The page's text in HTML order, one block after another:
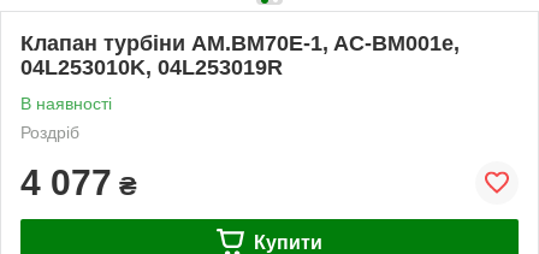
Клапан турбіни AM.BM70E-1, AC-BM001e,
04L253010K, 04L253019R
В наявності
Роздріб
4 077 ₴
Купити